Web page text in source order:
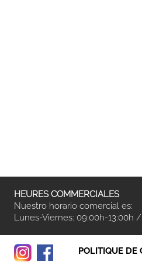
HEURES COMMERCIALES
Nuestro horario comercial es:
Lunes-Viernes: 09:00h-13:00h /
POLITIQUE DE